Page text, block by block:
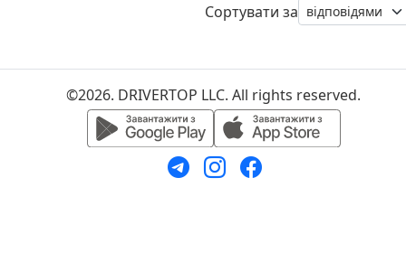
Сортувати за
©2026. DRIVERTOP LLC. All rights reserved.